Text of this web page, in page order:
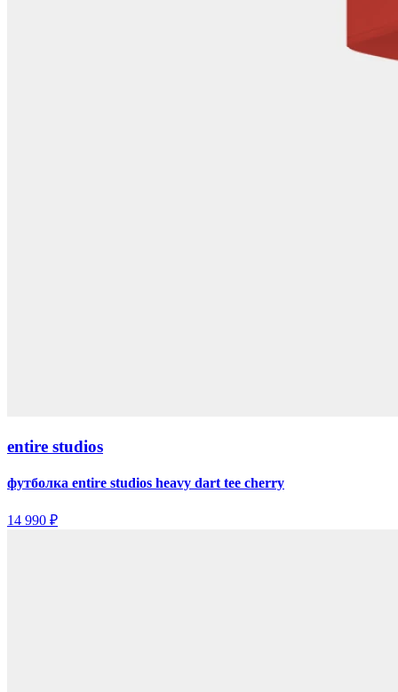
entire studios
футболка entire studios heavy dart tee cherry
14 990 ₽